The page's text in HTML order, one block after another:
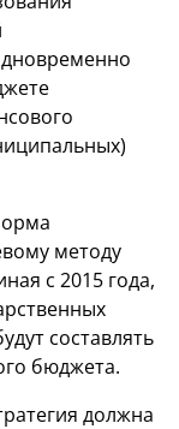
методу
с 2015 года,
составлять
бюджета.
должна